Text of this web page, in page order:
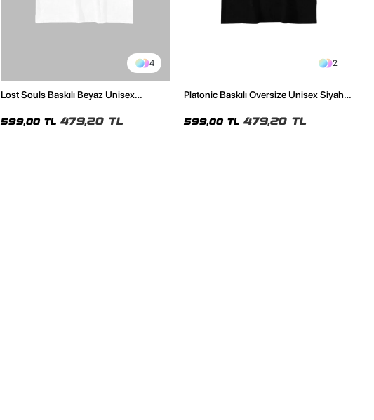
4
Lost Souls Baskılı Beyaz Unisex
599,00 TL 479,20 TL
2
Platonic Baskılı Oversize Unisex Siyah
599,00 TL 479,20 TL